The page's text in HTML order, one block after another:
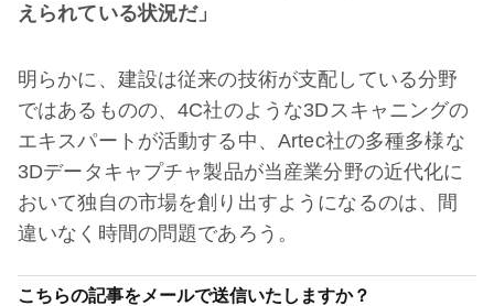
えられている状況だ」
明らかに、建設は従来の技術が支配している分野
ではあるものの、4C社のような3Dスキャニングの
エキスパートが活動する中、Artec社の多種多様な
3Dデータキャプチャ製品が当産業分野の近代化に
おいて独自の市場を創り出すようになるのは、間
違いなく時間の問題であろう。
こちらの記事をメールで送信いたしますか？